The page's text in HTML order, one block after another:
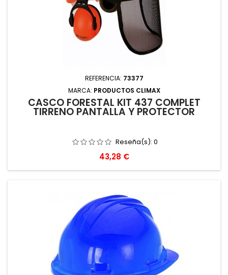
REFERENCIA: 73377
MARCA: PRODUCTOS CLIMAX
CASCO FORESTAL KIT 437 COMPLET
TIRRENO PANTALLA Y PROTECTOR
Reseña(s): 0
Precio
43,28 €